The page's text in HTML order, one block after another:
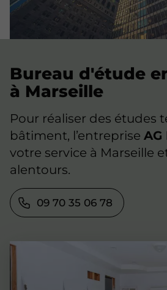
Bureau d'étude
à Marseille
Pour réaliser des études
bâtiment, l’entreprise AG
votre service à Marseille
alentours.
09 70 35 06 78